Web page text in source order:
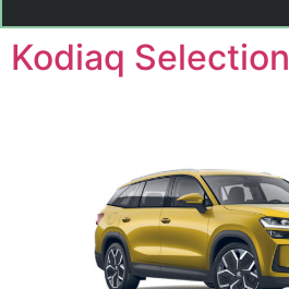
Kodiaq Selection